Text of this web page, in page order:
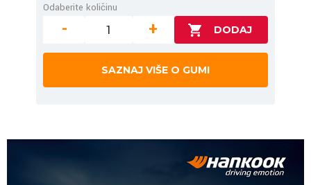
Odaberite količinu
- +
SAZNAJ VIŠE O GUMI